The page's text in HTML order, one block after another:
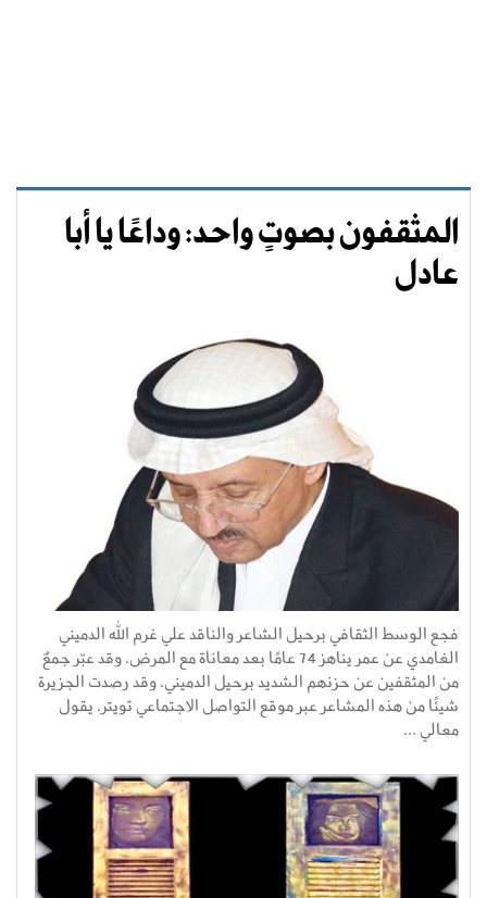
المثقفون بصوتٍ واحد: وداعًا يا أبا
عادل
فجع الوسط الثقافي برحيل الشاعر والناقد علي غرم الله الدميني
الغامدي عن عمر يناهز 74 عامًا بعد معاناة مع المرض، وقد عبّر جمعٌ
من المثقفين عن حزنهم الشديد برحيل الدميني، وقد رصدت الجزيرة
شيئًا من هذه المشاعر عبر موقع التواصل الاجتماعي تويتر، يقول
معالي ...